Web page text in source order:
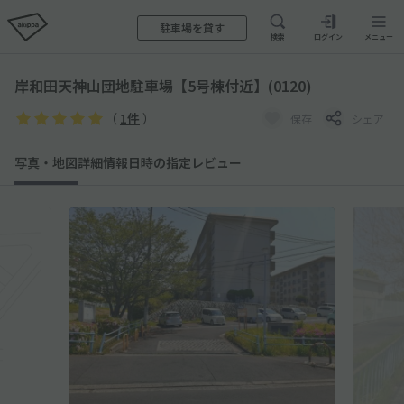
駐車場を貸す
検索 ログイン メニュー
岸和田天神山団地駐車場【5号棟付近】(0120)
（ 1件 ） 保存 シェア
写真・地図詳細情報日時の指定 レビュー